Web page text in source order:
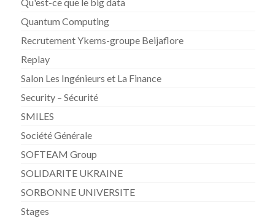
Quantum Computing
Recrutement Ykems-groupe Beijaflore
Replay
Salon Les Ingénieurs et La Finance
Security – Sécurité
SMILES
Société Générale
SOFTEAM Group
SOLIDARITE UKRAINE
SORBONNE UNIVERSITE
Stages